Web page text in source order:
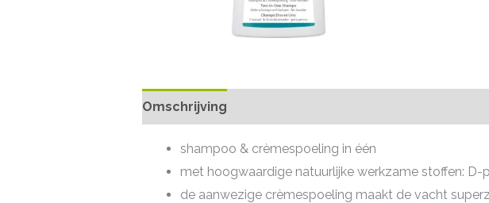
Omschrijving
shampoo & crèmespoeling in één
met hoogwaardige natuurlijke werkzame stoffen: D-
de aanwezige crèmespoeling maakt de vacht